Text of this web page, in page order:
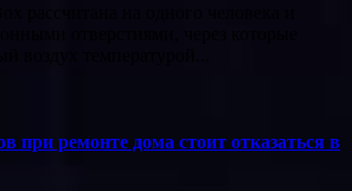
при ремонте дома стоит отказаться в